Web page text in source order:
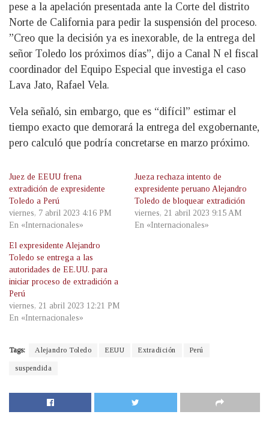
pese a la apelación presentada ante la Corte del distrito
Norte de California para pedir la suspensión del proceso.
”Creo que la decisión ya es inexorable, de la entrega del
señor Toledo los próximos días”, dijo a Canal N el fiscal
coordinador del Equipo Especial que investiga el caso
Lava Jato, Rafael Vela.
Vela señaló, sin embargo, que es “difícil” estimar el
tiempo exacto que demorará la entrega del exgobernante,
pero calculó que podría concretarse en marzo próximo.
Juez de EEUU frena
extradición de expresidente
Toledo a Perú
viernes, 7 abril 2023 4:16 PM
En «Internacionales»
Jueza rechaza intento de
expresidente peruano Alejandro
Toledo de bloquear extradición
viernes, 21 abril 2023 9:15 AM
En «Internacionales»
El expresidente Alejandro
Toledo se entrega a las
autoridades de EE.UU. para
iniciar proceso de extradición a
Perú
viernes, 21 abril 2023 12:21 PM
En «Internacionales»
Tags: Alejandro Toledo EEUU Extradición Perú
suspendida